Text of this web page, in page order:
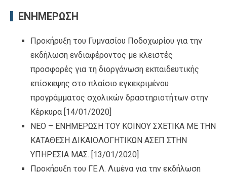
ΕΝΗΜΕΡΩΣΗ
Προκήρυξη του Γυμνασίου Ποδοχωρίου για την
εκδήλωση ενδιαφέροντος με κλειστές
προσφορές για τη διοργάνωση εκπαιδευτικής
επίσκεψης στο πλαίσιο εγκεκριμένου
προγράμματος σχολικών δραστηριοτήτων στην
Κέρκυρα [14/01/2020]
ΝΕΟ – ΕΝΗΜΕΡΩΣΗ ΤΟΥ ΚΟΙΝΟΥ ΣΧΕΤΙΚΑ ΜΕ ΤΗΝ
ΚΑΤΑΘΕΣΗ ΔΙΚΑΙΟΛΟΓΗΤΙΚΩΝ ΑΣΕΠ ΣΤΗΝ
ΥΠΗΡΕΣΙΑ ΜΑΣ. [13/01/2020]
Προκήρυξη του ΓΕ.Λ. Λιμένα για την εκδήλωση